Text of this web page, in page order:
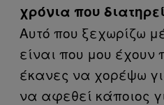
χρόνια που
Αυτό που ξεχωρίζω
είναι που μου έχουν
έκανες να χορέψω
να αφεθεί κάποιος